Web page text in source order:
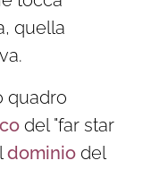
quella
quadro
del "far star
dominio del